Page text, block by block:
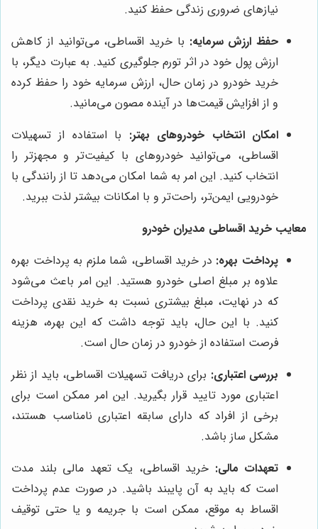
نیازهای ضروری زندگی حفظ کنید.
حفظ ارزش سرمایه: با خرید اقساطی، می‌توانید از کاهش
ارزش پول خود در اثر تورم جلوگیری کنید. به عبارت دیگر، با
خرید خودرو در زمان حال، ارزش سرمایه خود را حفظ کرده
و از افزایش قیمت‌ها در آینده مصون می‌مانید.
امکان انتخاب خودروهای بهتر: با استفاده از تسهیلات
اقساطی، می‌توانید خودروهای با کیفیت‌تر و مجهزتر را
انتخاب کنید. این امر به شما امکان می‌دهد تا از رانندگی با
خودرویی ایمن‌تر، راحت‌تر و با امکانات بیشتر لذت ببرید.
معایب خرید اقساطی مدیران خودرو
پرداخت بهره: در خرید اقساطی، شما ملزم به پرداخت بهره
علاوه بر مبلغ اصلی خودرو هستید. این امر باعث می‌شود
که در نهایت، مبلغ بیشتری نسبت به خرید نقدی پرداخت
کنید. با این حال، باید توجه داشت که این بهره، هزینه
فرصت استفاده از خودرو در زمان حال است.
بررسی اعتباری: برای دریافت تسهیلات اقساطی، باید از نظر
اعتباری مورد تایید قرار بگیرید. این امر ممکن است برای
برخی از افراد که دارای سابقه اعتباری نامناسب هستند،
مشکل ساز باشد.
تعهدات مالی: خرید اقساطی، یک تعهد مالی بلند مدت
است که باید به آن پایبند باشید. در صورت عدم پرداخت
اقساط به موقع، ممکن است با جریمه و یا حتی توقیف